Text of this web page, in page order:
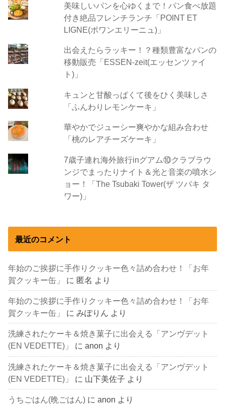
美味しいパンを心ゆくまで！パン食べ放題
付き絶品フレンチランチ「POINT ET
LIGNE(ポワンエリーニュ)」
出会えたらラッキー！？種類豊富なパンの
移動販売「ESSEN-zeit(エッセンツァイ
ト)」
キュンと甘酸っぱくて後をひく美味しさ
「ふんわりレモンケーキ」
華やかでジューシー爽やかな組み合わせ
「桃のレアチーズケーキ」
7歳子連れ海外旅行inグアム⑩クラブラウ
ンジでまったりナイト＆光と音楽の噴水シ
ョー！「The Tsubaki Tower(ザ ツバキ タ
ワー)」
最近のコメント
年始のご挨拶に手作りクッキー色々詰め合わせ！「お年
賀クッキー缶」
に 匿名 より
年始のご挨拶に手作りクッキー色々詰め合わせ！「お年
賀クッキー缶」
にみぽりん より
洗練されたケーキ＆焼き菓子に出会える「アンヴデット
(EN VEDETTE)」
にanon より
洗練されたケーキ＆焼き菓子に出会える「アンヴデット
(EN VEDETTE)」
に 山下美佐子 より
うちごはん(晩ごはん) にanon より